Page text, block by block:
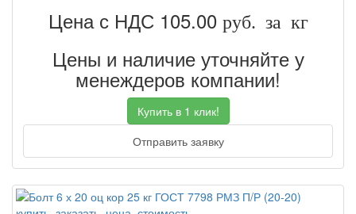
Цена с НДС 105.00 руб. за кг
Цены и наличие уточняйте у
менеждеров компании!
Купить в 1 клик!
Отправить заявку